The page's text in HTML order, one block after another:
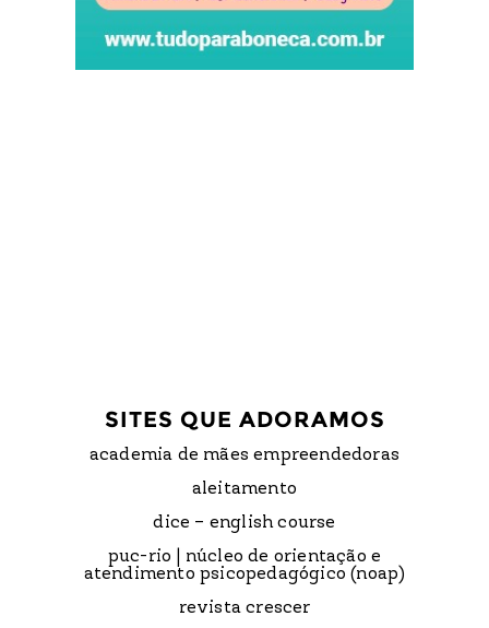
SITES QUE ADORAMOS
academia de mães empreendedoras
aleitamento
dice – english course
puc-rio | núcleo de orientação e
atendimento psicopedagógico (noap)
revista crescer